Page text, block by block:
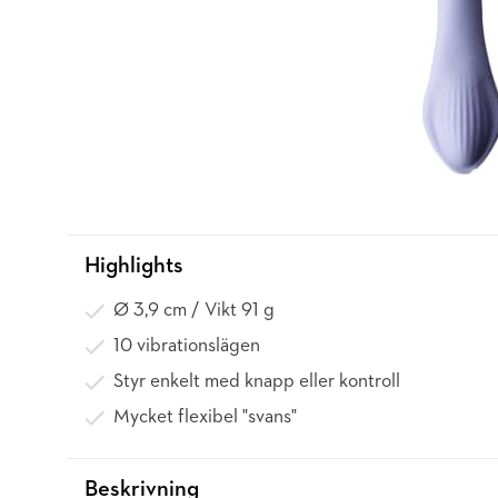
Highlights
Ø 3,9 cm / Vikt 91 g
10 vibrationslägen
Styr enkelt med knapp eller kontroll
Mycket flexibel "svans"
Beskrivning